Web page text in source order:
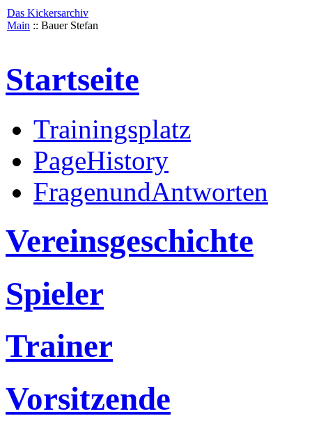
Das Kickersarchiv
Main :: Bauer Stefan
Startseite
Trainingsplatz
PageHistory
FragenundAntworten
Vereinsgeschichte
Spieler
Trainer
Vorsitzende